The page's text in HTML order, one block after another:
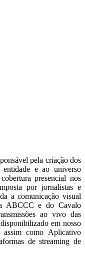
pela criação dos
entidade e ao universo
presencial nos
por jornalistas e
a comunicação visual
ABCCC e do Cavalo
ao vivo das
em nosso
assim como Aplicativo
de streaming de